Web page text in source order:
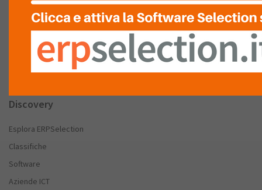
Chi Siamo
Partnership – Patrocini
Stai cercando un Software Gestionale
Discovery
Esplora ERPSelection
Classifiche
Software
Aziende ICT